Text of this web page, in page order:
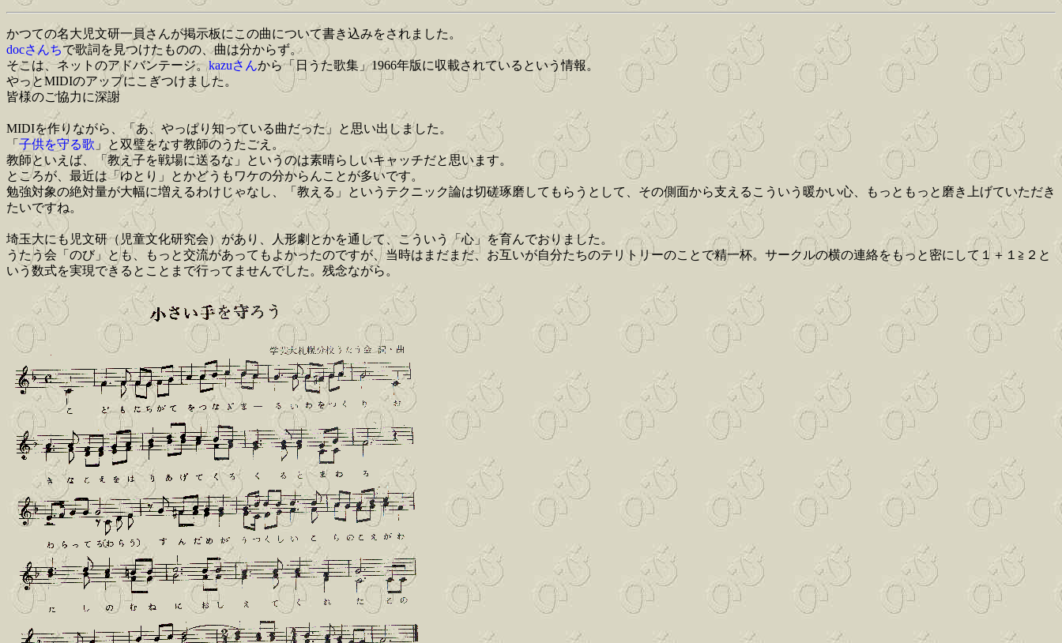
かつての名大児文研一員さんが掲示板にこの曲について書き込みをされました。
docさんちで歌詞を見つけたものの、曲は分からず。
そこは、ネットのアドバンテージ。kazuさんから「日うた歌集」1966年版に収載されているという情報。
やっとMIDIのアップにこぎつけました。
皆様のご協力に深謝
MIDIを作りながら、「あ、やっぱり知っている曲だった」と思い出しました。
「 子供を守る歌 」と双璧をなす教師のうたごえ。
教師といえば、「教え子を戦場に送るな」というのは素晴らしいキャッチだと思います。
ところが、最近は「ゆとり」とかどうもワケの分からんことが多いです。
勉強対象の絶対量が大幅に増えるわけじゃなし、「教える」というテクニック論は切磋琢磨してもらうとして、その側面から支えるこういう暖かい心、もっともっと磨き上げていただき
たいですね。
埼玉大にも児文研（児童文化研究会）があり、人形劇とかを通して、こういう「心」を育んでおりました。
うたう会「のび」とも、もっと交流があってもよかったのですが、当時はまだまだ、お互いが自分たちのテリトリーのことで精一杯。サークルの横の連絡をもっと密にして１＋１≧２と
いう数式を実現できるとことまで行ってませんでした。残念ながら。